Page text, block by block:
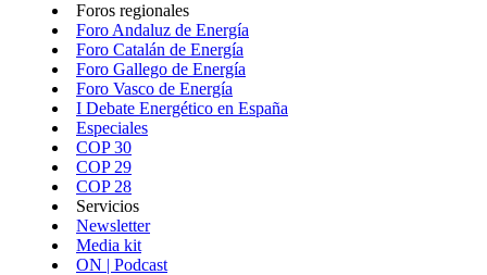
Foros regionales
Foro Andaluz de Energía
Foro Catalán de Energía
Foro Gallego de Energía
Foro Vasco de Energía
I Debate Energético en España
Especiales
COP 30
COP 29
COP 28
Servicios
Newsletter
Media kit
ON | Podcast